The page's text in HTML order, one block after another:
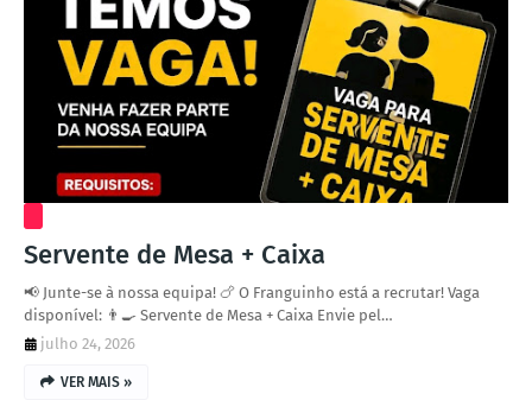
Servente de Mesa + Caixa
📢 Junte-se à nossa equipa! 🍗 O Franguinho está a recrutar! Vaga
disponível: 👨‍🍳 Servente de Mesa + Caixa Envie pel…
julho 24, 2026
VER MAIS »